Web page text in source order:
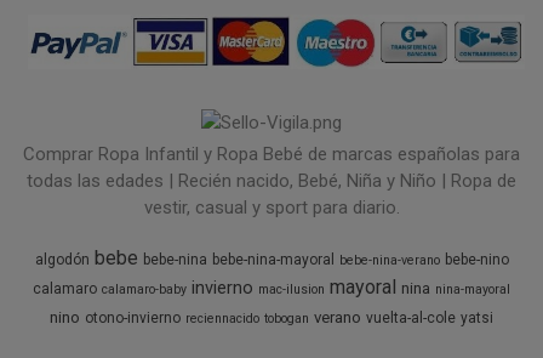
Comprar Ropa Infantil y Ropa Bebé de marcas españolas para
todas las edades | Recién nacido, Bebé, Niña y Niño | Ropa de
vestir, casual y sport para diario.
algodón bebe bebe-nina bebe-nina-mayoral bebe-nina-verano bebe-nino
calamaro calamaro-baby invierno mac-ilusion mayoral nina nina-mayoral
nino otono-invierno reciennacido tobogan verano vuelta-al-cole yatsi